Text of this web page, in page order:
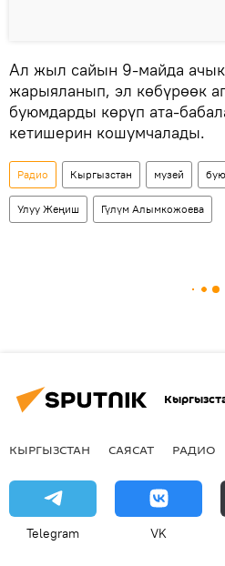
Ал жыл сайын 9-майда
жарыяланып, эл көбүрөөк
буюмдарды көрүп ата-
кетишерин кошумчалады.
Радио Кыргызстан музей
Улуу Жеңиш Гүлүм Алымкожоева
КЫРГЫЗСТАН САЯСАТ РАДИО
Telegram VK